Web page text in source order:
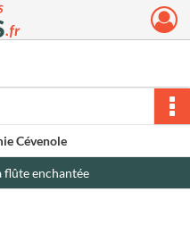
d'Alès
Cévenole
flûte enchantée